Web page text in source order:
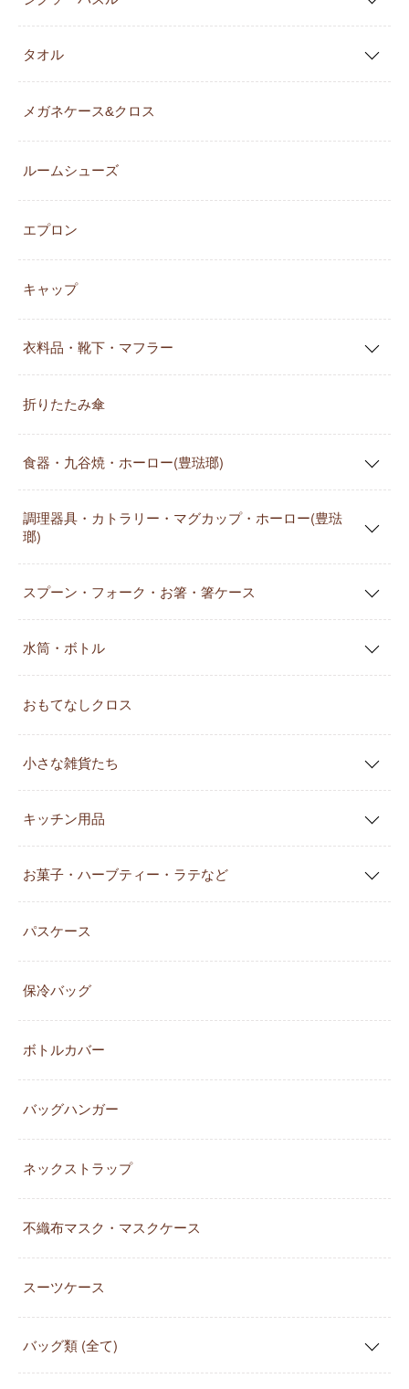
タオル
メガネケース&クロス
ルームシューズ
エプロン
キャップ
衣料品・靴下・マフラー
折りたたみ傘
食器・九谷焼・ホーロー(豊琺瑯)
調理器具・カトラリー・マグカップ・ホーロー(豊琺
瑯)
スプーン・フォーク・お箸・箸ケース
水筒・ボトル
おもてなしクロス
小さな雑貨たち
キッチン用品
お菓子・ハーブティー・ラテなど
パスケース
保冷バッグ
ボトルカバー
バッグハンガー
ネックストラップ
不織布マスク・マスクケース
スーツケース
バッグ類 (全て)